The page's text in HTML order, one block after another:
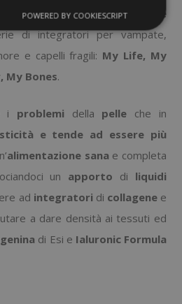
di Solgar,Donna W Menopause
di integratori per vampate,
e capelli fragili: My Life, My
My Bones.
i problemi della pelle che in
e tende ad essere più
alimentazione sana e completa
un apporto di liquidi
ad integratori di collagenee
a dare densità ai tessuti ed
di Esi e Ialuronic Formula
POWERED BY COOKIESCRIPT